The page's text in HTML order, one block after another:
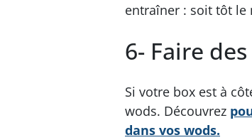
entraîner : soit tôt
6- Faire
Si votre box est à
wods. Découvrez
dans vos wods.